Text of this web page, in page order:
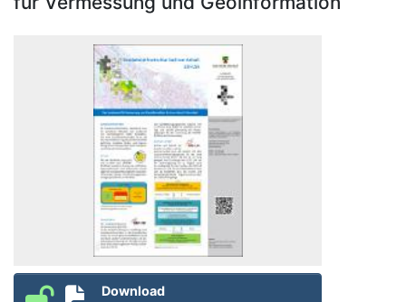
Download